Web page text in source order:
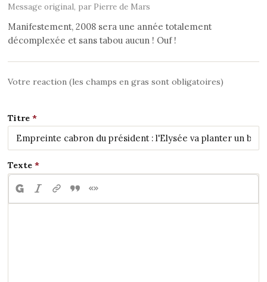
Message original, par Pierre de Mars
Manifestement, 2008 sera une année totalement
décomplexée et sans tabou aucun ! Ouf !
Votre reaction (les champs en gras sont obligatoires)
Titre
Texte